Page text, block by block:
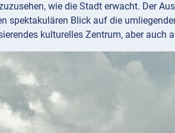
wie die Stadt erwacht. Der
spektakulären Blick auf die
kulturelles Zentrum, aber